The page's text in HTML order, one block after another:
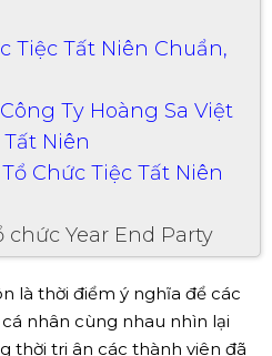
Tiệc Tất Niên Chuẩn,
Ty Hoàng Sa Việt
Niên
Chức Tiệc Tất Niên
chức Year End Party
là thời điểm ý nghĩa để các
nhân cùng nhau nhìn lại
thời tri ân các thành viên đã